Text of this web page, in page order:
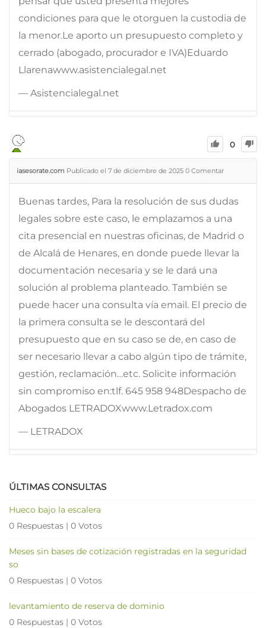
condiciones para que le otorguen la custodia de
la menor.Le aporto un presupuesto completo y
cerrado (abogado, procurador e IVA)Eduardo
Llarenawww.asistencialegal.net
— Asistencialegal.net
0
iasesorate.com Publicado el 7 de diciembre de 2025 0 Comentar
Buenas tardes, Para la resolución de sus dudas
legales sobre este caso, le emplazamos a una
cita presencial en nuestras oficinas, de Madrid o
de Alcalá de Henares, en donde puede llevar la
documentación necesaria y se le dará una
solución al problema planteado. También se
puede hacer una consulta vía email. El precio de
la primera consulta se le descontará del
presupuesto que en su caso se de, en caso de
ser necesario llevar a cabo algún tipo de trámite,
gestión, reclamación…etc. Solicite información
sin compromiso en:tlf. 645 958 948Despacho de
Abogados LETRADOXwww.Letradox.com
— LETRADOX
ÚLTIMAS CONSULTAS
Hueco bajo la escalera
0 Respuestas | 0 Votos
Meses sin bases de cotización registradas en la seguridad
so
0 Respuestas | 0 Votos
levantamiento de reserva de dominio
0 Respuestas | 0 Votos